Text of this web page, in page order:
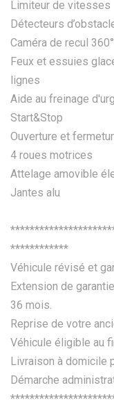
Limiteur de vitesses
Détecteurs
Caméra de recul 360°
Feux et essuies
lignes
Aide au freinage
Start&Stop
Ouverture et
4 roues motrices
Attelage amovible
Jantes alu
************
Véhicule révisé et
Extension de
36 mois.
Reprise de votre
Véhicule éligible au
Livraison à domicile
Démarche